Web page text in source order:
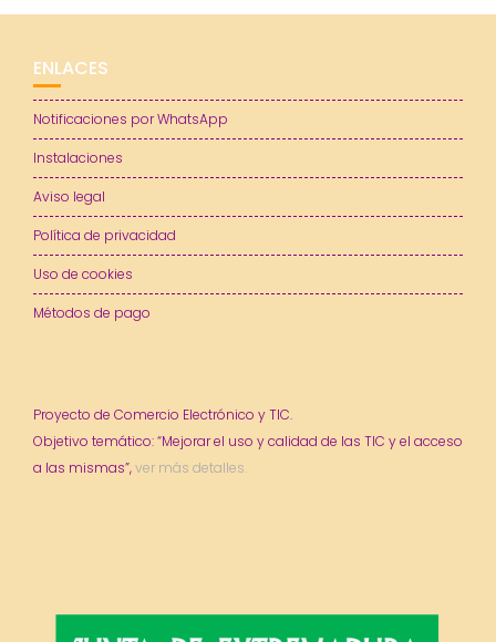
ENLACES
Notificaciones por WhatsApp
Instalaciones
Aviso legal
Política de privacidad
Uso de cookies
Métodos de pago
Proyecto de Comercio Electrónico y TIC.
Objetivo temático: “Mejorar el uso y calidad de las TIC y el acceso
a las mismas”,ver más detalles.